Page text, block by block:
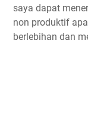
saya dapat
non produktif
berlebihan dan